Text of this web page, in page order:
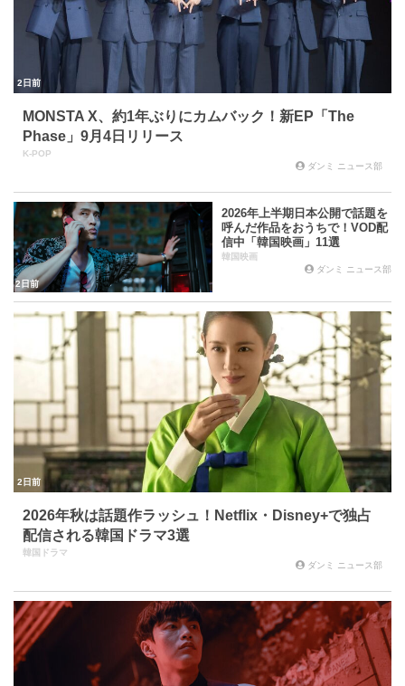
2日前
MONSTA X、約1年ぶりにカムバック！新EP「The
Phase」9月4日リリース
K-POP
ダンミ ニュース部
2日前
2026年上半期日本公開で話題を
呼んだ作品をおうちで！VOD配
信中「韓国映画」11選
韓国映画
ダンミ ニュース部
2日前
2026年秋は話題作ラッシュ！Netflix・Disney+で独占
配信される韓国ドラマ3選
韓国ドラマ
ダンミ ニュース部